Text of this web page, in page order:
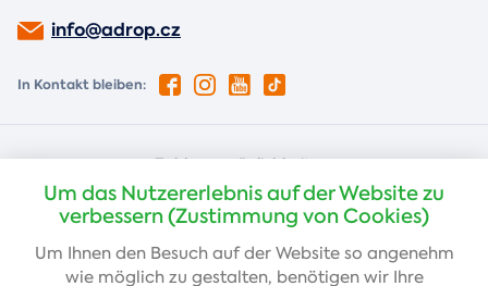
info@adrop.cz
In Kontakt bleiben:
Zahlungsmöglichkeiten:
Nachnahme Kartenzahlung
Banküberweisung
Um das Nutzererlebnis auf der Website zu
verbessern (Zustimmung von Cookies)
Um Ihnen den Besuch auf der Website so angenehm
wie möglich zu gestalten, benötigen wir Ihre